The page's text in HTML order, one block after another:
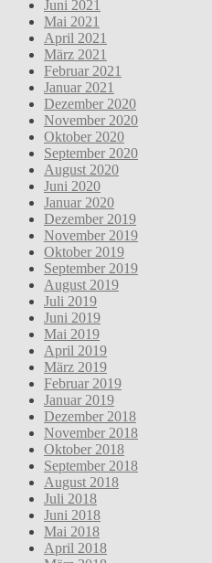
Juni 2021
Mai 2021
April 2021
März 2021
Februar 2021
Januar 2021
Dezember 2020
November 2020
Oktober 2020
September 2020
August 2020
Juni 2020
Januar 2020
Dezember 2019
November 2019
Oktober 2019
September 2019
August 2019
Juli 2019
Juni 2019
Mai 2019
April 2019
März 2019
Februar 2019
Januar 2019
Dezember 2018
November 2018
Oktober 2018
September 2018
August 2018
Juli 2018
Juni 2018
Mai 2018
April 2018